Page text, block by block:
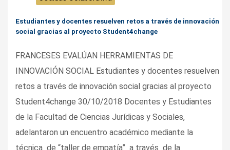
Estudiantes y docentes resuelven retos a través de innovación
social gracias al proyecto Student4change
FRANCESES EVALÚAN HERRAMIENTAS DE
INNOVACIÓN SOCIAL Estudiantes y docentes resuelven
retos a través de innovación social gracias al proyecto
Student4change 30/10/2018 Docentes y Estudiantes
de la Facultad de Ciencias Jurídicas y Sociales,
adelantaron un encuentro académico mediante la
técnica de “taller de empatía” a través de la